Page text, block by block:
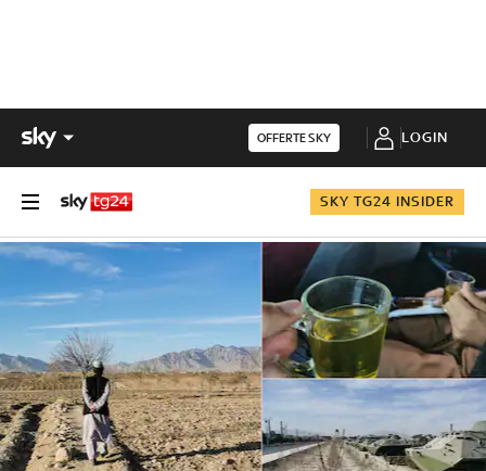
OFFERTE SKY LOGIN
SKY TG24 INSIDER